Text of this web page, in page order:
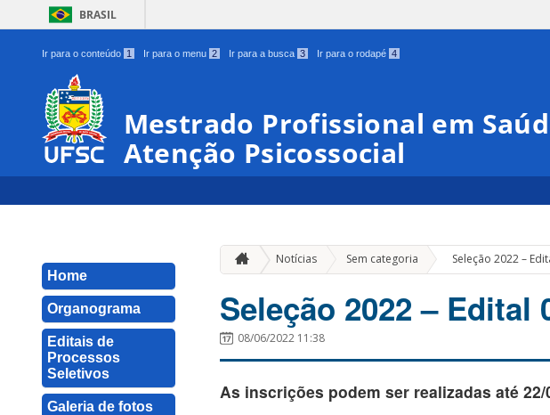
BRASIL
Ir para o conteúdo 1 Ir para o menu 2 Ir para a busca 3 Ir para o rodapé 4
Mestrado Profissional em
Atenção Psicossocial
Home
Organograma
Editais de
Processos
Seletivos
Galeria de fotos
Notícias Sem categoria » Seleção 2022 –
Seleção 2022 – Edital
08/06/2022 11:38
As inscrições podem ser realizadas até